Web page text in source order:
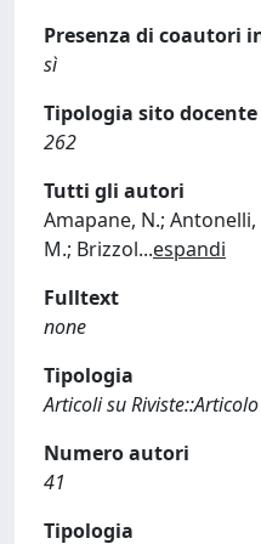
Presenza di coautori
sì
Tipologia sito docente
262
Tutti gli autori
Amapane, N.; Antonelli,
M.; Brizzol...espandi
Fulltext
none
Tipologia
Articoli su
Numero autori
41
Tipologia